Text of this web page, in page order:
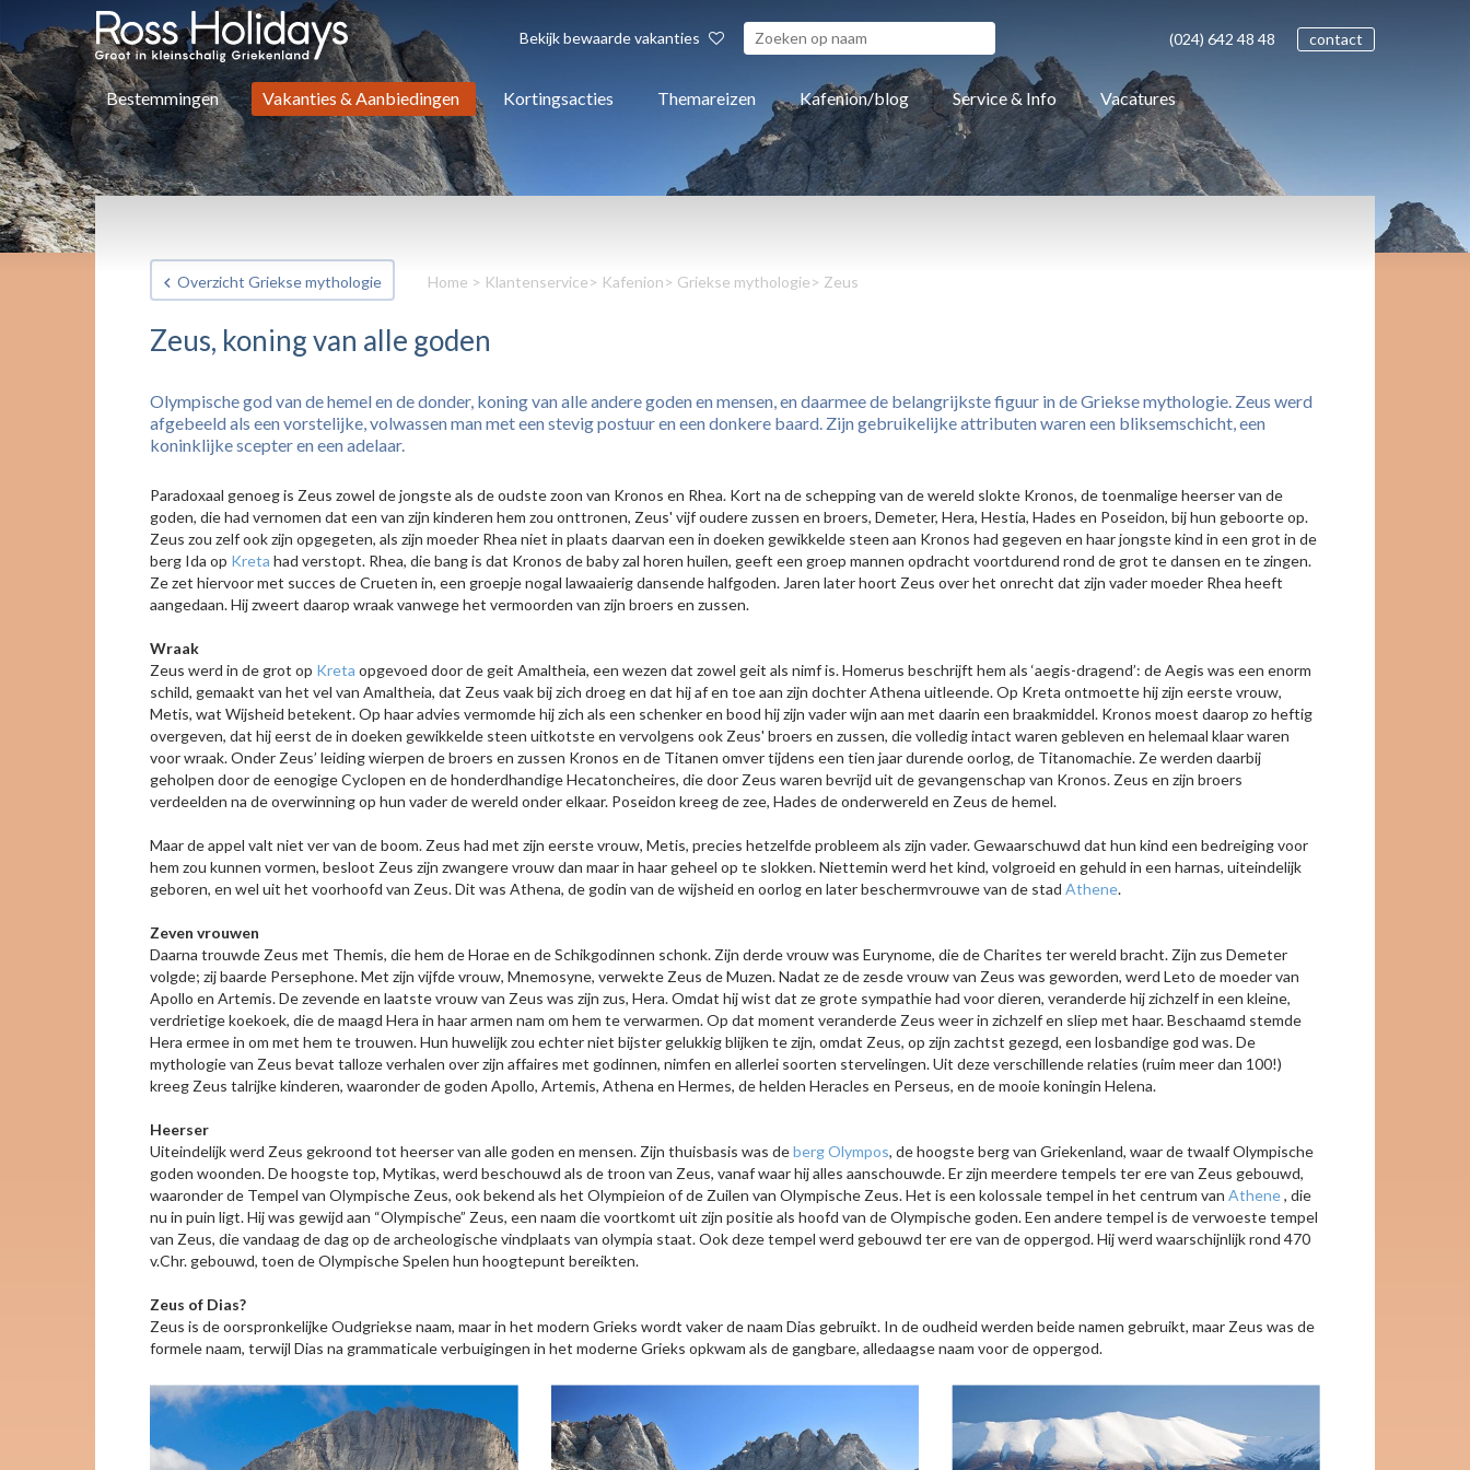
Bekijk bewaarde vakanties (024) 642 48 48 contact
Bestemmingen Vakanties & Aanbiedingen Kortingsacties Themareizen Kafenion/blog Service & Info Vacatures
Overzicht Griekse mythologie Home > Klantenservice> Kafenion> Griekse mythologie> Zeus
Zeus, koning van alle goden
Olympische god van de hemel en de donder, koning van alle andere goden en mensen, en daarmee de belangrijkste figuur in de Griekse mythologie. Zeus werd
afgebeeld als een vorstelijke, volwassen man met een stevig postuur en een donkere baard. Zijn gebruikelijke attributen waren een bliksemschicht, een
koninklijke scepter en een adelaar.
Paradoxaal genoeg is Zeus zowel de jongste als de oudste zoon van Kronos en Rhea. Kort na de schepping van de wereld slokte Kronos, de toenmalige heerser van de
goden, die had vernomen dat een van zijn kinderen hem zou onttronen, Zeus' vijf oudere zussen en broers, Demeter, Hera, Hestia, Hades en Poseidon, bij hun geboorte op.
Zeus zou zelf ook zijn opgegeten, als zijn moeder Rhea niet in plaats daarvan een in doeken gewikkelde steen aan Kronos had gegeven en haar jongste kind in een grot in de
berg Ida op Kreta had verstopt. Rhea, die bang is dat Kronos de baby zal horen huilen, geeft een groep mannen opdracht voortdurend rond de grot te dansen en te zingen.
Ze zet hiervoor met succes de Crueten in, een groepje nogal lawaaierig dansende halfgoden. Jaren later hoort Zeus over het onrecht dat zijn vader moeder Rhea heeft
aangedaan. Hij zweert daarop wraak vanwege het vermoorden van zijn broers en zussen.
Wraak
Zeus werd in de grot op Kreta opgevoed door de geit Amaltheia, een wezen dat zowel geit als nimf is. Homerus beschrijft hem als ‘aegis-dragend’: de Aegis was een enorm
schild, gemaakt van het vel van Amaltheia, dat Zeus vaak bij zich droeg en dat hij af en toe aan zijn dochter Athena uitleende. Op Kreta ontmoette hij zijn eerste vrouw,
Metis, wat Wijsheid betekent. Op haar advies vermomde hij zich als een schenker en bood hij zijn vader wijn aan met daarin een braakmiddel. Kronos moest daarop zo heftig
overgeven, dat hij eerst de in doeken gewikkelde steen uitkotste en vervolgens ook Zeus' broers en zussen, die volledig intact waren gebleven en helemaal klaar waren
voor wraak. Onder Zeus’ leiding wierpen de broers en zussen Kronos en de Titanen omver tijdens een tien jaar durende oorlog, de Titanomachie. Ze werden daarbij
geholpen door de eenogige Cyclopen en de honderdhandige Hecatoncheires, die door Zeus waren bevrijd uit de gevangenschap van Kronos. Zeus en zijn broers
verdeelden na de overwinning op hun vader de wereld onder elkaar. Poseidon kreeg de zee, Hades de onderwereld en Zeus de hemel.
Maar de appel valt niet ver van de boom. Zeus had met zijn eerste vrouw, Metis, precies hetzelfde probleem als zijn vader. Gewaarschuwd dat hun kind een bedreiging voor
hem zou kunnen vormen, besloot Zeus zijn zwangere vrouw dan maar in haar geheel op te slokken. Niettemin werd het kind, volgroeid en gehuld in een harnas, uiteindelijk
geboren, en wel uit het voorhoofd van Zeus. Dit was Athena, de godin van de wijsheid en oorlog en later beschermvrouwe van de stad Athene.
Zeven vrouwen
Daarna trouwde Zeus met Themis, die hem de Horae en de Schikgodinnen schonk. Zijn derde vrouw was Eurynome, die de Charites ter wereld bracht. Zijn zus Demeter
volgde; zij baarde Persephone. Met zijn vijfde vrouw, Mnemosyne, verwekte Zeus de Muzen. Nadat ze de zesde vrouw van Zeus was geworden, werd Leto de moeder van
Apollo en Artemis. De zevende en laatste vrouw van Zeus was zijn zus, Hera. Omdat hij wist dat ze grote sympathie had voor dieren, veranderde hij zichzelf in een kleine,
verdrietige koekoek, die de maagd Hera in haar armen nam om hem te verwarmen. Op dat moment veranderde Zeus weer in zichzelf en sliep met haar. Beschaamd stemde
Hera ermee in om met hem te trouwen. Hun huwelijk zou echter niet bijster gelukkig blijken te zijn, omdat Zeus, op zijn zachtst gezegd, een losbandige god was. De
mythologie van Zeus bevat talloze verhalen over zijn affaires met godinnen, nimfen en allerlei soorten stervelingen. Uit deze verschillende relaties (ruim meer dan 100!)
kreeg Zeus talrijke kinderen, waaronder de goden Apollo, Artemis, Athena en Hermes, de helden Heracles en Perseus, en de mooie koningin Helena.
Heerser
Uiteindelijk werd Zeus gekroond tot heerser van alle goden en mensen. Zijn thuisbasis was deberg Olympos, de hoogste berg van Griekenland, waar de twaalf Olympische
goden woonden. De hoogste top, Mytikas, werd beschouwd als de troon van Zeus, vanaf waar hij alles aanschouwde. Er zijn meerdere tempels ter ere van Zeus gebouwd,
waaronder de Tempel van Olympische Zeus, ook bekend als het Olympieion of de Zuilen van Olympische Zeus. Het is een kolossale tempel in het centrum van Athene, die
nu in puin ligt. Hij was gewijd aan “Olympische” Zeus, een naam die voortkomt uit zijn positie als hoofd van de Olympische goden. Een andere tempel is de verwoeste tempel
van Zeus, die vandaag de dag op de archeologische vindplaats van olympia staat. Ook deze tempel werd gebouwd ter ere van de oppergod. Hij werd waarschijnlijk rond 470
v.Chr. gebouwd, toen de Olympische Spelen hun hoogtepunt bereikten.
Zeus of Dias?
Zeus is de oorspronkelijke Oudgriekse naam, maar in het modern Grieks wordt vaker de naam Dias gebruikt. In de oudheid werden beide namen gebruikt, maar Zeus was de
formele naam, terwijl Dias na grammaticale verbuigingen in het moderne Grieks opkwam als de gangbare, alledaagse naam voor de oppergod.